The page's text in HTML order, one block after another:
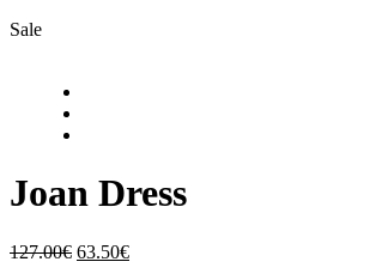
Sale
Joan Dress
127.00€ Original
63.50€Η